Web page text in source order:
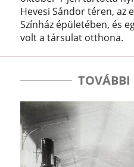
Hevesi Sándor téren, az
Színház épületében, és
volt a társulat otthona.
TOVÁBBI